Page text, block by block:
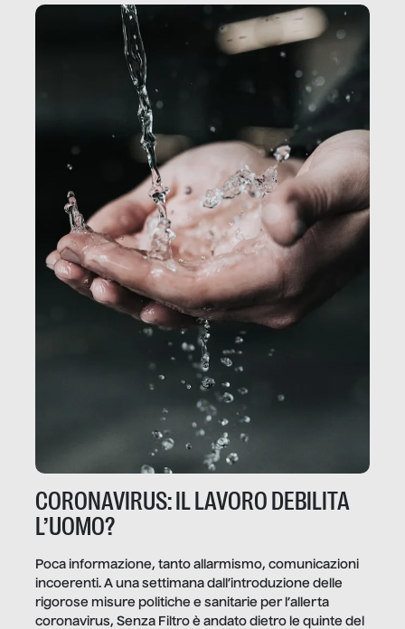
CORONAVIRUS: IL LAVORO DEBILITA
L’UOMO?
Poca informazione, tanto allarmismo, comunicazioni
incoerenti. A una settimana dall’introduzione delle
rigorose misure politiche e sanitarie per l’allerta
coronavirus, Senza Filtro è andato dietro le quinte del